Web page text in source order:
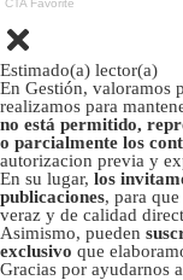
Estimado(a) lector(a)
En Gestión, valoramos
realizamos para
no está permitido,
o parcialmente los
autorizacion previa y
En su lugar, los
publicaciones, para
veraz y de calidad
Asimismo, pueden
exclusivo que
Gracias por ayudarnos